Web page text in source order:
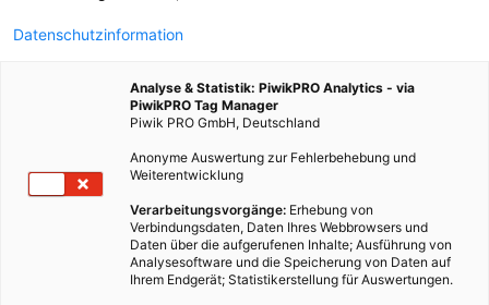
Straßenlaternen ein? In
Wien macht das kein
Mensch, sondern eine
Datenschutzinformation
Analyse & Statistik: PiwikPRO Analytics - via
PiwikPRO Tag Manager
Piwik PRO GmbH, Deutschland
Anonyme Auswertung zur Fehlerbehebung und
Weiterentwicklung
Verarbeitungsvorgänge: Erhebung von
Verbindungsdaten, Daten Ihres Webbrowsers und
Daten über die aufgerufenen Inhalte; Ausführung von
Analysesoftware und die Speicherung von Daten auf
Ihrem Endgerät; Statistikerstellung für Auswertungen.